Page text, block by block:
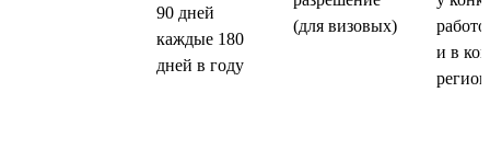
90 дней
каждые 180
дней в году
(для визовых)
и в